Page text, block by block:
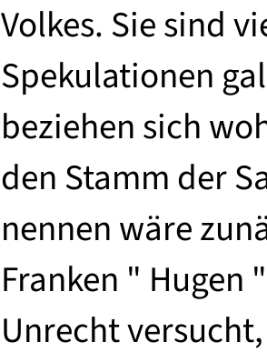
Volkes. Sie sind
Spekulationen
beziehen sich
den Stamm der
nennen wäre
Franken " Hugen
Unrecht